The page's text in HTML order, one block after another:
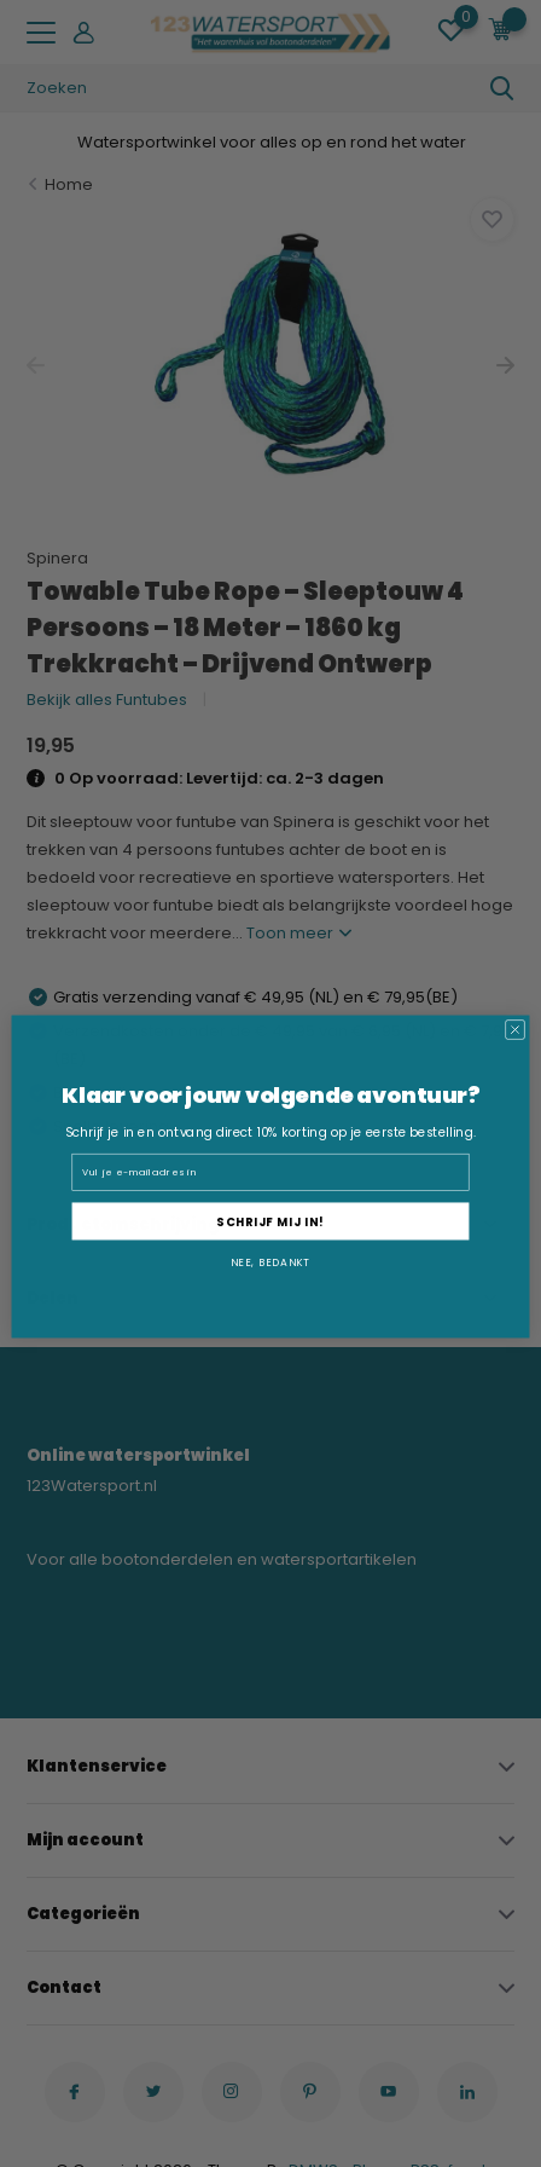
0
Watersportwinkel voor alles op en rond het water
Home
Spinera
Towable Tube Rope – Sleeptouw 4
Persoons – 18 Meter – 1860 kg
Trekkracht – Drijvend Ontwerp
Bekijk alles Funtubes
19,95
0 Op voorraad: Levertijd: ca. 2-3 dagen
Dit sleeptouw voor funtube van Spinera is geschikt voor het
trekken van 4 persoons funtubes achter de boot en is
bedoeld voor recreatieve en sportieve watersporters. Het
sleeptouw voor funtube biedt als belangrijkste voordeel hoge
trekkracht voor meerdere...Toon meer
Gratis verzending vanaf € 49,95 (NL) en € 79,95(BE)
Verzendkosten onder de € 49,95 van € 6,95 (NL) en € 7,95
Beste prijsgarantie
Snelle levering
Productomschrijving
Online watersportwinkel
123Watersport.nl
Voor alle bootonderdelen en watersportartikelen
Klantenservice
Mijn account
Categorieën
Contact
Klaar voor jouw volgende avontuur?
Schrijf je in en ontvang direct 10% korting op je eerste bestelling.
SCHRIJF MIJ IN!
NEE, BEDANKT